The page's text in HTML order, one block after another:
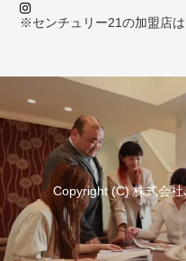
※センチュリー21の加盟店は
Copyright (C) 株式会